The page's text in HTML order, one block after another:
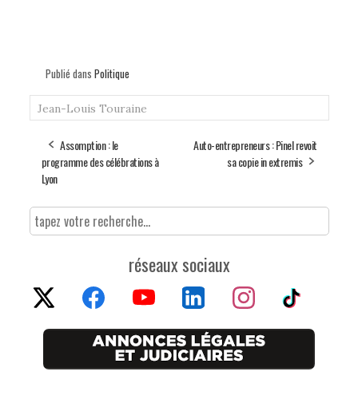
Publié dans Politique
Jean-Louis Touraine
Assomption : le
programme des célébrations à
Lyon
Auto-entrepreneurs : Pinel revoit
sa copie in extremis
réseaux sociaux